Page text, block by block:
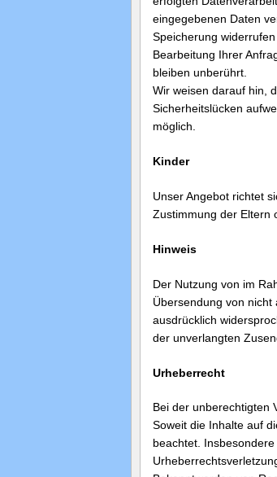
eingegebenen Daten
Speicherung
Bearbeitung Ihrer
bleiben unberührt.
Wir weisen darauf hin,
Sicherheitslücken
möglich.
Kinder
Unser Angebot richtet
Zustimmung der Eltern
Hinweis
Der Nutzung von im
Übersendung von
ausdrücklich
der unverlangten
Urheberrecht
Bei der unberechtigten
Soweit die Inhalte auf
beachtet.